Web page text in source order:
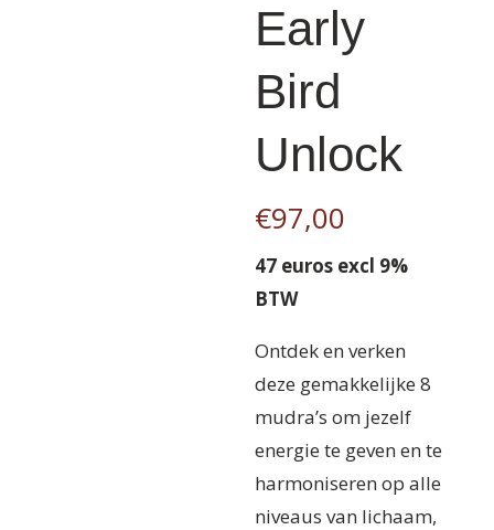
Early
Bird
Unlock
€97,00
47 euros excl 9%
BTW
Ontdek en verken
deze gemakkelijke 8
mudra’s om jezelf
energie te geven en te
harmoniseren op alle
niveaus van lichaam,